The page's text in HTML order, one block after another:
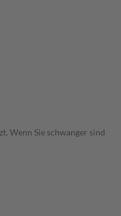
Wenn Sie schwanger sind